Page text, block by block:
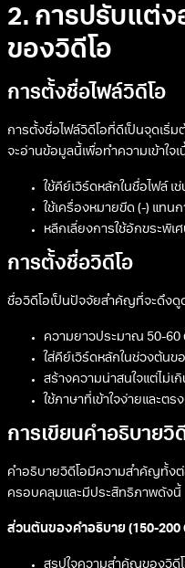
2. การปรับแต่
ของวิดีโอ
การตั้งชื่อไฟล์วิดีโอ
การตั้งชื่อไฟล์วิดีโอที่ดีเป็นจุดเริ่ม
จะอ่านข้อมูลนี้เพื่อทำความเข้าใ
ใช้คีย์เวิร์ดหลักในชื่อไฟล์
ใช้เครื่องหมายขีด (-) แทน
หลีกเลี่ยงการใช้อักขระพิเ
การตั้งชื่อวิดีโอ
ชื่อวิดีโอเป็นปัจจัยสำคัญที่จะดึง
ความยาวประมาณ 50-60
ใส่คีย์เวิร์ดหลักในช่วงต้นข
สร้างความน่าสนใจแต่ไม่เ
ใช้ภาษาที่เข้าใจง่ายและตร
การเขียนคำอธิบายวิ
คำอธิบายวิดีโอมีความสำคัญทั้งต่
ครอบคลุมและมีประสิทธิภาพดังนี้
ส่วนต้นของคำอธิบาย (150-200